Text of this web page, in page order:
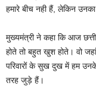
हमारे बीच नही हैं, लेकिन
मुख्यमंत्री ने कहा कि आज
होते तो बहुत खुश होते। वो
परिवारों के सुख दुख में हम उनके
तरह जुड़े हैं।